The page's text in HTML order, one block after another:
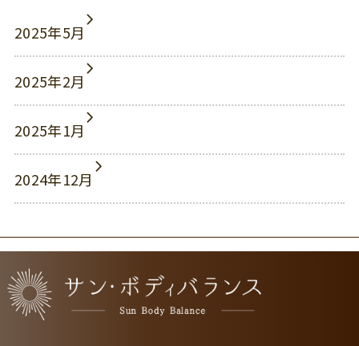
2025年5月
2025年2月
2025年1月
2024年12月